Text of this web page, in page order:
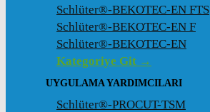
Schlüter®-BEKOTEC-EN FTS
Schlüter®-BEKOTEC-EN F
Schlüter®-BEKOTEC-EN
Kategoriye Git →
UYGULAMA YARDIMCILARI
Schlüter®-PROCUT-TSM